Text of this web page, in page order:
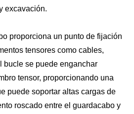
excavación.
proporciona un punto de fijación
tensores como cables,
bucle se puede enganchar
tensor, proporcionando una
puede soportar altas cargas de
roscado entre el guardacabo y